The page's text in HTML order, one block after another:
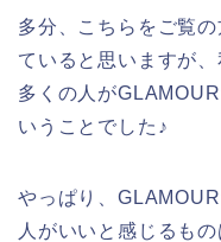
多分、こちらをご覧
ていると思いますが
多くの人が
いうことでした♪
やっぱり、
人がいいと感じるも